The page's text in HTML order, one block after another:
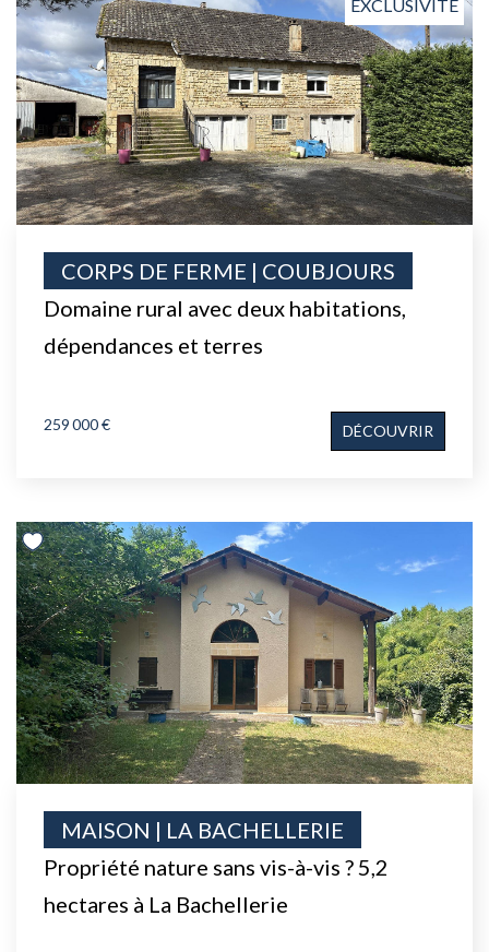
EXCLUSIVITÉ
Domaine rural avec deux habitations,
dépendances et terres
CORPS DE FERME | COUBJOURS
259 000 € DÉCOUVRIR
Propriété nature sans vis-à-vis ? 5,2
hectares à La Bachellerie
MAISON | LA BACHELLERIE